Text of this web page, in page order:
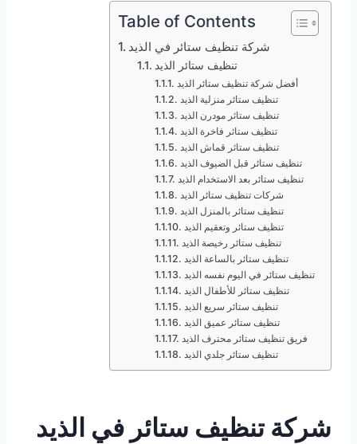
Table of Contents
شركة تنظيف ستائر في الذيد
تنظيف ستائر الذيد
أفضل شركة تنظيف ستائر الذيد
تنظيف ستائر منزلية الذيد
تنظيف ستائر مودرن الذيد
تنظيف ستائر فاخرة الذيد
تنظيف ستائر قماش الذيد
تنظيف ستائر قبل الضيوف الذيد
تنظيف ستائر بعد الاستخدام الذيد
شركات تنظيف ستائر الذيد
تنظيف ستائر بالمنزل الذيد
تنظيف ستائر وتعقيم الذيد
تنظيف ستائر رخيصة الذيد
تنظيف ستائر بالساعة الذيد
تنظيف ستائر في اليوم نفسه الذيد
تنظيف ستائر للأطفال الذيد
تنظيف ستائر سريع الذيد
تنظيف ستائر عميق الذيد
فريق تنظيف ستائر محترف الذيد
تنظيف ستائر جلدي الذيد
شركة تنظيف ستائر في الذيد